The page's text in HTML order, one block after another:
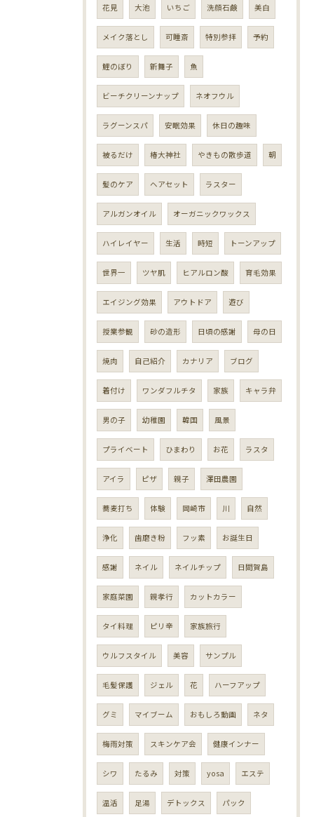
花見 大池 いちご 洗顔石鹸 美白
メイク落とし 可睡斎 特別参拝 予約
鯉のぼり 新舞子 魚
ビーチクリーンナップ ネオフウル
ラグーンスパ 安眠効果 休日の趣味
被るだけ 椿大神社 やきもの散歩道 朝
髪のケア ヘアセット ラスター
アルガンオイル オーガニックワックス
ハイレイヤー 生活 時短 トーンアップ
世界一 ツヤ肌 ヒアルロン酸 育毛効果
エイジング効果 アウトドア 遊び
授業参観 砂の造形 日頃の感謝 母の日
焼肉 自己紹介 カナリア ブログ
着付け ワンダフルチタ 家族 キャラ弁
男の子 幼稚園 韓国 風景
プライベート ひまわり お花 ラスタ
アイラ ピザ 親子 澤田農園
蕎麦打ち 体験 岡崎市 川 自然
浄化 歯磨き粉 フッ素 お誕生日
感謝 ネイル ネイルチップ 日間賀島
家庭菜園 親孝行 カットカラー
タイ料理 ピリ辛 家族旅行
ウルフスタイル 美容 サンプル
毛髪保護 ジェル 花 ハーフアップ
グミ マイブーム おもしろ動画 ネタ
梅雨対策 スキンケア会 健康インナー
シワ たるみ 対策 yosa エステ
温活 足湯 デトックス パック